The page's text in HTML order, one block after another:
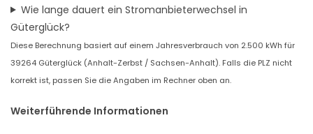
Wie lange dauert ein Stromanbieterwechsel in
Güterglück?
Diese Berechnung basiert auf einem Jahresverbrauch von 2.500 kWh für
39264 Güterglück (Anhalt-Zerbst / Sachsen-Anhalt). Falls die PLZ nicht
korrekt ist, passen Sie die Angaben im Rechner oben an.
Weiterführende Informationen